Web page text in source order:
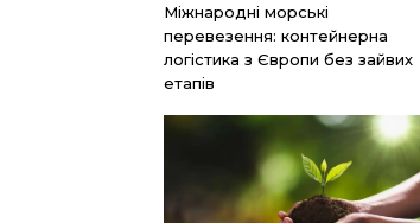
Міжнародні морські
перевезення: контейнерна
логістика з Європи без зайвих
етапів